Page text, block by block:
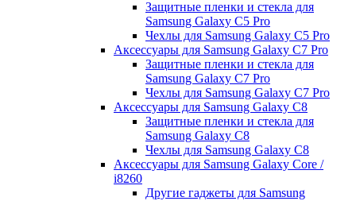
Защитные пленки и стекла для
Samsung Galaxy C5 Pro
Чехлы для Samsung Galaxy C5 Pro
Аксессуары для Samsung Galaxy C7 Pro
Защитные пленки и стекла для
Samsung Galaxy C7 Pro
Чехлы для Samsung Galaxy C7 Pro
Аксессуары для Samsung Galaxy C8
Защитные пленки и стекла для
Samsung Galaxy C8
Чехлы для Samsung Galaxy C8
Аксессуары для Samsung Galaxy Core /
i8260
Другие гаджеты для Samsung